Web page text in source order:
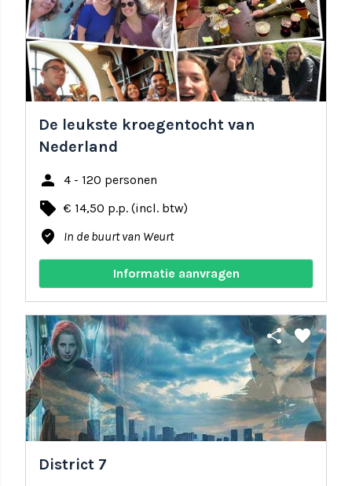
De leukste kroegentocht van
Nederland
person 4 - 120 personen
local_offer € 14,50 p.p. (incl. btw)
where_to_vote In de buurt van Weurt
Informatie aanvragen
share favorite
District 7